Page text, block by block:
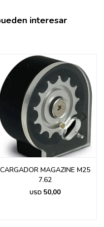
interesar
CARGADOR MAGAZINE M25
7.62
USD 50,00